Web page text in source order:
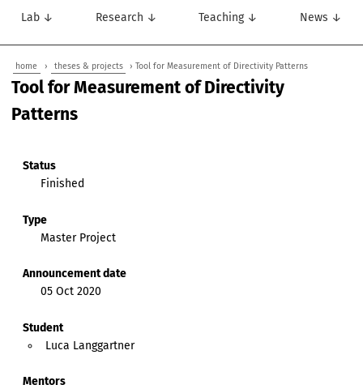
Lab ↓ Research ↓ Teaching ↓ News ↓
home › theses & projects › Tool for Measurement of Directivity Patterns
Tool for Measurement of Directivity
Patterns
Status
Finished
Type
Master Project
Announcement date
05 Oct 2020
Student
Luca Langgartner
Mentors